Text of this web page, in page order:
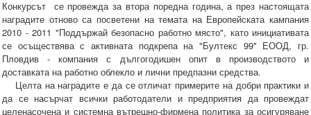
Конкурсът се провежда за втора поредна година, а през настоящата
наградите отново са посветени на темата на Европейската кампания
2010 - 2011 "Поддържай безопасно работно място", като инициативата
се осъществява с активната подкрепа на "Бултекс 99" ЕООД, гр.
Пловдив - компания с дългогодишен опит в производството и
доставката на работно облекло и лични предпазни средства.
Целта на наградите е да се отличат примерите на добри практики и
да се насърчат всички работодатели и предприятия да провеждат
целенасочена и системна вътрешно-фирмена политика за осигуряване